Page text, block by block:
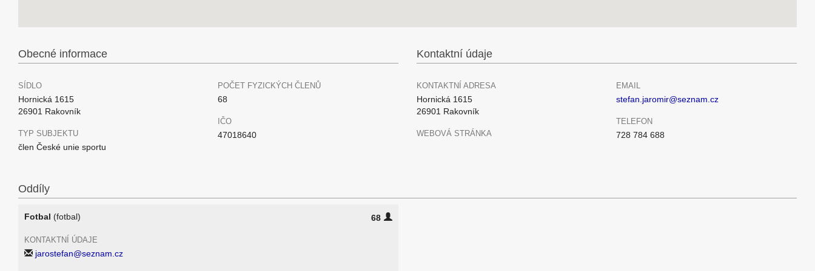
Obecné informace
SÍDLO
Hornická 1615
26901 Rakovník
TYP SUBJEKTU
člen České unie sportu
POČET FYZICKÝCH ČLENŮ
68
IČO
47018640
Kontaktní údaje
KONTAKTNÍ ADRESA
Hornická 1615
26901 Rakovník
WEBOVÁ STRÁNKA
EMAIL
stefan.jaromir@seznam.cz
TELEFON
728 784 688
Oddíly
Fotbal (fotbal) 68
KONTAKTNÍ ÚDAJE
jarostefan@seznam.cz